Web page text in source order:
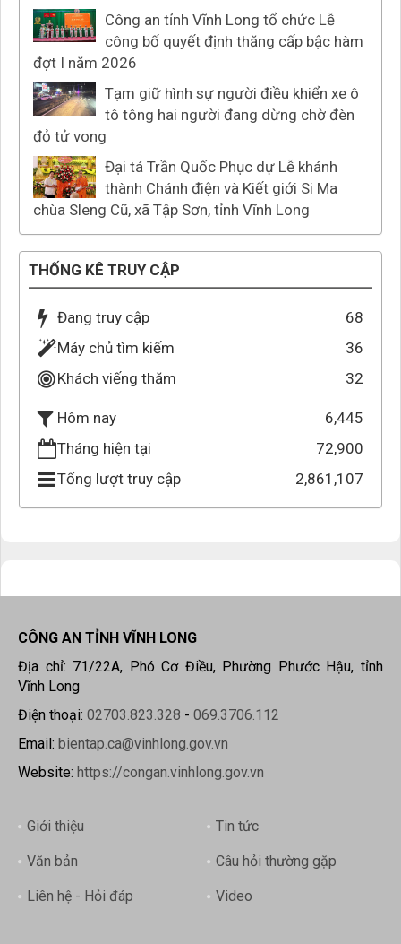
Công an tỉnh Vĩnh Long tổ chức Lễ
công bố quyết định thăng cấp bậc hàm
đợt I năm 2026
Tạm giữ hình sự người điều khiển xe ô
tô tông hai người đang dừng chờ đèn
đỏ tử vong
Đại tá Trần Quốc Phục dự Lễ khánh
thành Chánh điện và Kiết giới Si Ma
chùa Sleng Cũ, xã Tập Sơn, tỉnh Vĩnh Long
THỐNG KÊ TRUY CẬP
Đang truy cập
68
Máy chủ tìm kiếm
36
Khách viếng thăm
32
Hôm nay
6,445
Tháng hiện tại
72,900
Tổng lượt truy cập
2,861,107
CÔNG AN TỈNH VĨNH LONG
Địa chỉ: 71/22A, Phó Cơ Điều, Phường Phước Hậu, tỉnh
Vĩnh Long
Điện thoại: 02703.823.328 - 069.3706.112
Email: bientap.ca@vinhlong.gov.vn
Website: https://congan.vinhlong.gov.vn
Giới thiệu Tin tức
Văn bản Câu hỏi thường gặp
Liên hệ - Hỏi đáp Video